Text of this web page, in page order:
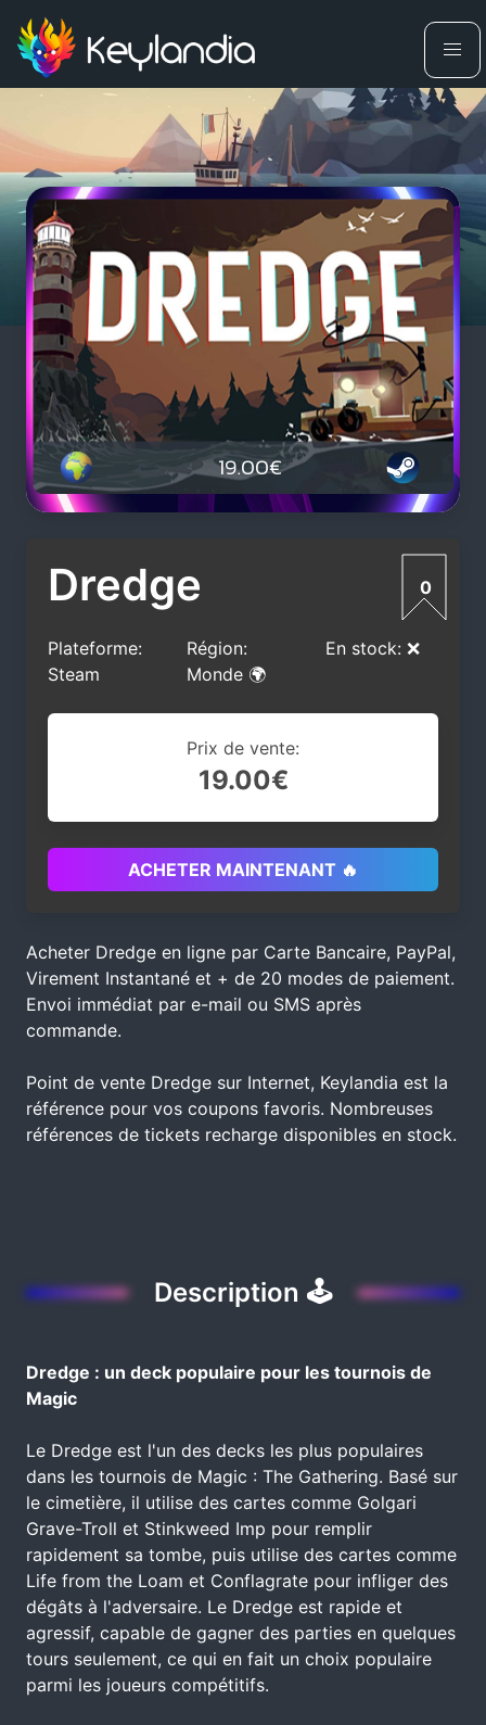
Dredge 0
Plateforme:
Steam
Région:
Monde 🌍
En stock: ❌
Prix de vente:
19.00€
ACHETER MAINTENANT 🔥
Acheter Dredge en ligne par Carte Bancaire, PayPal,
Virement Instantané et + de 20 modes de paiement.
Envoi immédiat par e-mail ou SMS après
commande.
Point de vente Dredge sur Internet, Keylandia est la
référence pour vos coupons favoris. Nombreuses
références de tickets recharge disponibles en stock.
Description 🕹
Dredge : un deck populaire pour les tournois de
Magic
Le Dredge est l'un des decks les plus populaires
dans les tournois de Magic : The Gathering. Basé sur
le cimetière, il utilise des cartes comme Golgari
Grave-Troll et Stinkweed Imp pour remplir
rapidement sa tombe, puis utilise des cartes comme
Life from the Loam et Conflagrate pour infliger des
dégâts à l'adversaire. Le Dredge est rapide et
agressif, capable de gagner des parties en quelques
tours seulement, ce qui en fait un choix populaire
parmi les joueurs compétitifs.